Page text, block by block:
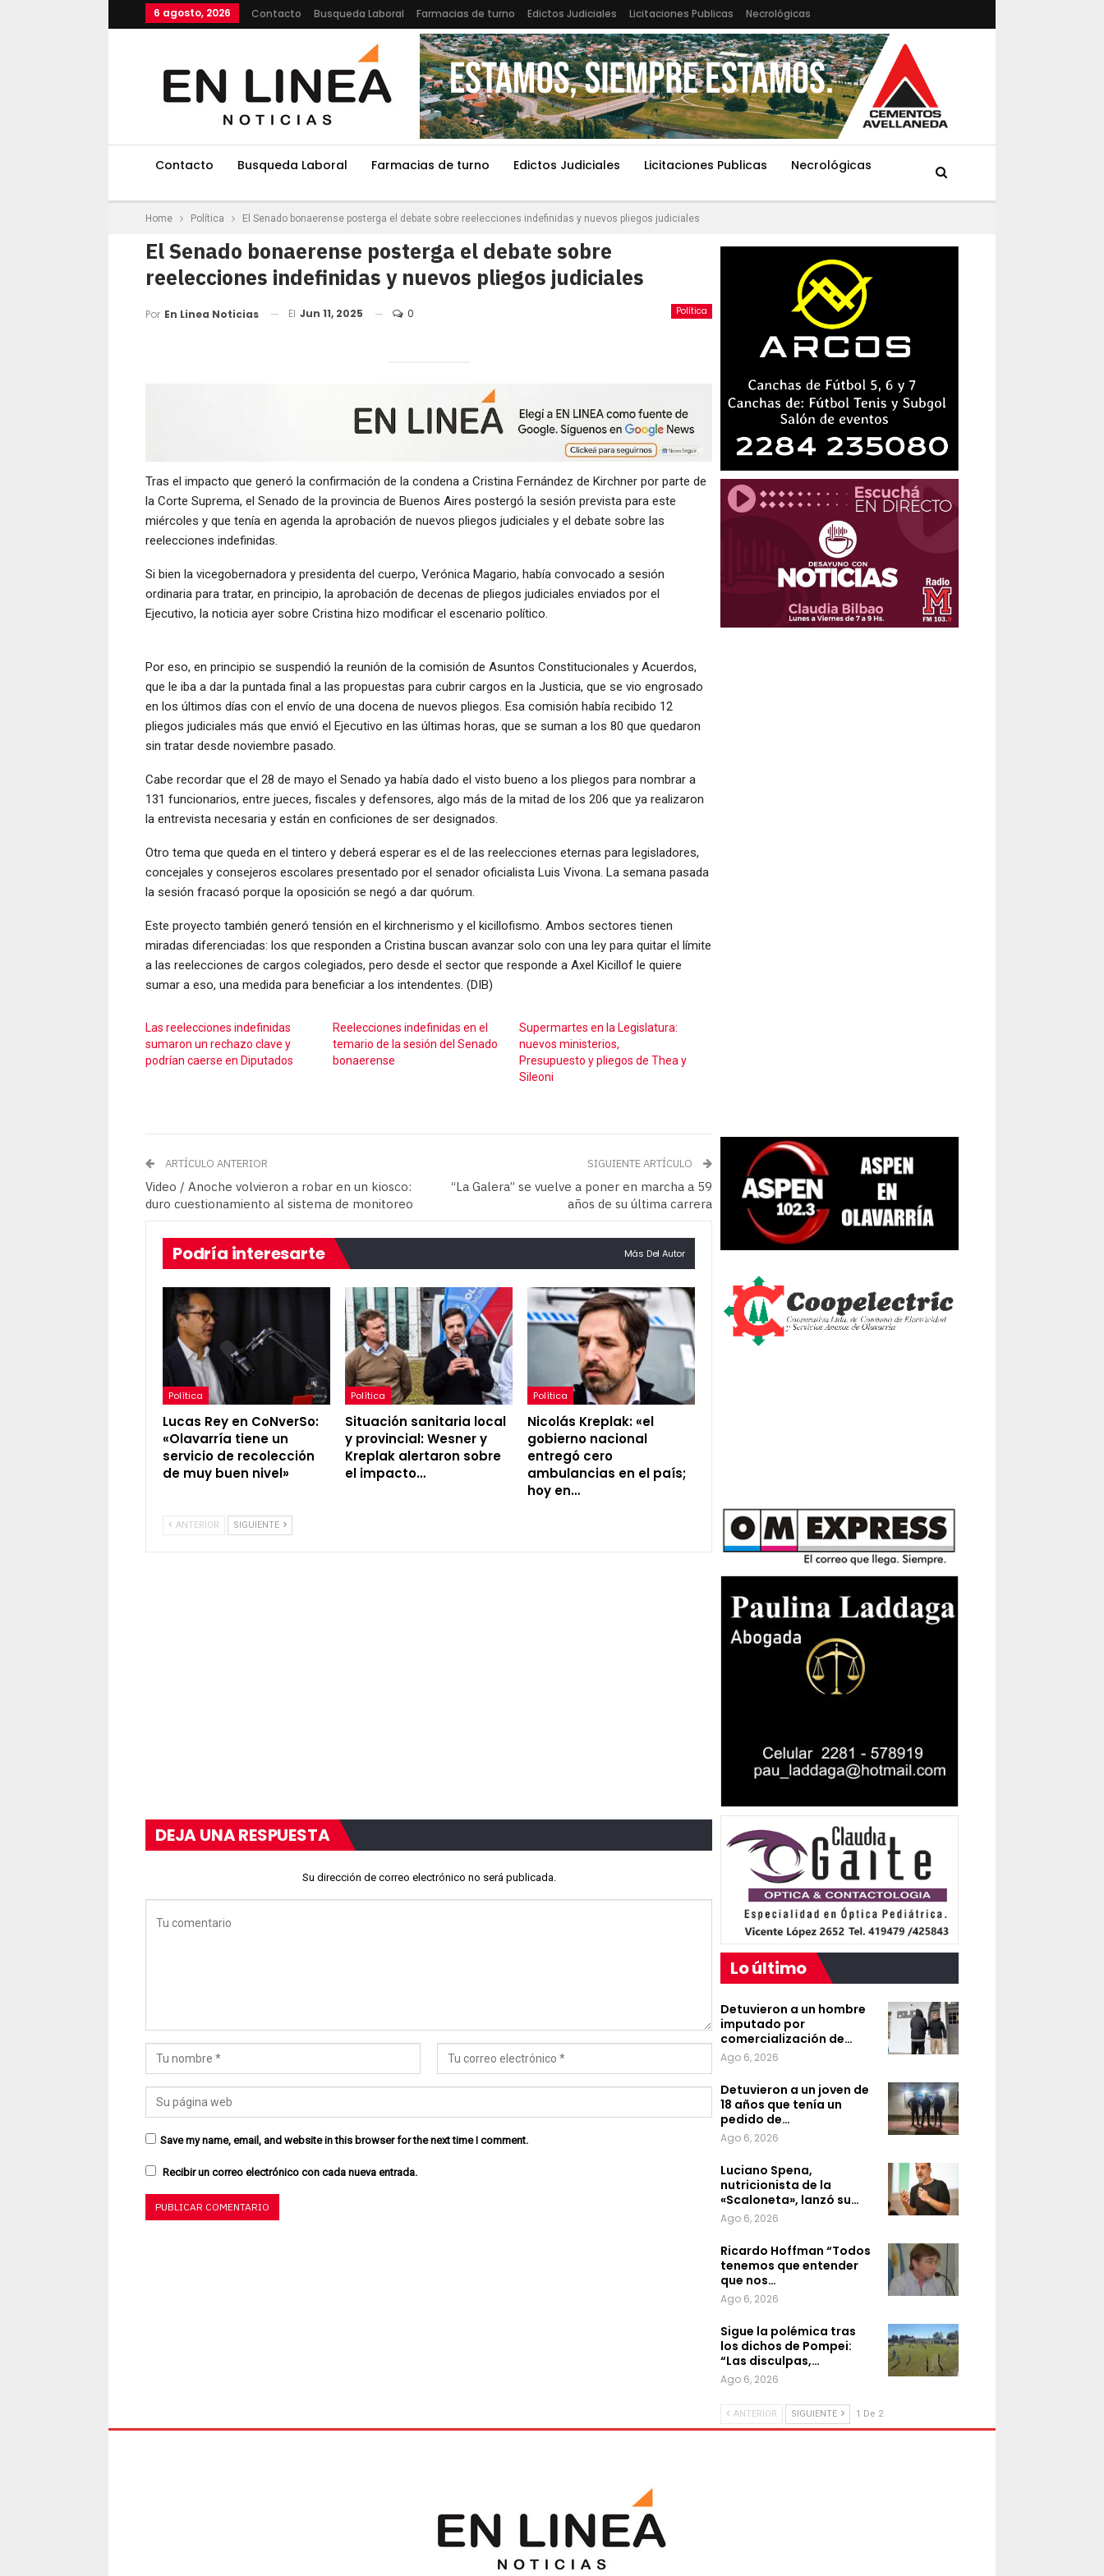
6 agosto, 2026 Contacto Busqueda Laboral Farmacias de turno Edictos Judiciales Licitaciones Publicas Necrológicas
Contacto Busqueda Laboral Farmacias de turno Edictos Judiciales Licitaciones Publicas Necrológicas
Home Política El Senado bonaerense posterga el debate sobre reelecciones indefinidas y nuevos pliegos judiciales
El Senado bonaerense posterga el debate sobre
reelecciones indefinidas y nuevos pliegos judiciales
Política
Por En Linea Noticias El Jun 11, 2025 0
Tras el impacto que generó la confirmación de la condena a Cristina Fernández de Kirchner por parte de
la Corte Suprema, el Senado de la provincia de Buenos Aires postergó la sesión prevista para este
miércoles y que tenía en agenda la aprobación de nuevos pliegos judiciales y el debate sobre las
reelecciones indefinidas.
Si bien la vicegobernadora y presidenta del cuerpo, Verónica Magario, había convocado a sesión
ordinaria para tratar, en principio, la aprobación de decenas de pliegos judiciales enviados por el
Ejecutivo, la noticia ayer sobre Cristina hizo modificar el escenario político.
Por eso, en principio se suspendió la reunión de la comisión de Asuntos Constitucionales y Acuerdos,
que le iba a dar la puntada final a las propuestas para cubrir cargos en la Justicia, que se vio engrosado
en los últimos días con el envío de una docena de nuevos pliegos. Esa comisión había recibido 12
pliegos judiciales más que envió el Ejecutivo en las últimas horas, que se suman a los 80 que quedaron
sin tratar desde noviembre pasado.
Cabe recordar que el 28 de mayo el Senado ya había dado el visto bueno a los pliegos para nombrar a
131 funcionarios, entre jueces, fiscales y defensores, algo más de la mitad de los 206 que ya realizaron
la entrevista necesaria y están en conficiones de ser designados.
Otro tema que queda en el tintero y deberá esperar es el de las reelecciones eternas para legisladores,
concejales y consejeros escolares presentado por el senador oficialista Luis Vivona. La semana pasada
la sesión fracasó porque la oposición se negó a dar quórum.
Este proyecto también generó tensión en el kirchnerismo y el kicillofismo. Ambos sectores tienen
miradas diferenciadas: los que responden a Cristina buscan avanzar solo con una ley para quitar el límite
a las reelecciones de cargos colegiados, pero desde el sector que responde a Axel Kicillof le quiere
sumar a eso, una medida para beneficiar a los intendentes. (DIB)
Las reelecciones indefinidas
sumaron un rechazo clave y
podrían caerse en Diputados
Reelecciones indefinidas en el
temario de la sesión del Senado
bonaerense
Supermartes en la Legislatura:
nuevos ministerios,
Presupuesto y pliegos de Thea y
Sileoni
ARTÍCULO ANTERIOR
Video / Anoche volvieron a robar en un kiosco:
duro cuestionamiento al sistema de monitoreo
SIGUIENTE ARTÍCULO
“La Galera” se vuelve a poner en marcha a 59
años de su última carrera
Podría interesarte Más Del Autor
Política
Lucas Rey en CoNverSo:
«Olavarría tiene un
servicio de recolección
de muy buen nivel»
Política
Situación sanitaria local
y provincial: Wesner y
Kreplak alertaron sobre
el impacto…
Política
Nicolás Kreplak: «el
gobierno nacional
entregó cero
ambulancias en el país;
hoy en…
ANTERIOR SIGUIENTE
DEJA UNA RESPUESTA
Su dirección de correo electrónico no será publicada.
Save my name, email, and website in this browser for the next time I comment.
Recibir un correo electrónico con cada nueva entrada.
Lo último
Detuvieron a un hombre
imputado por
comercialización de…
Ago 6, 2026
Detuvieron a un joven de
18 años que tenía un
pedido de…
Ago 6, 2026
Luciano Spena,
nutricionista de la
«Scaloneta», lanzó su…
Ago 6, 2026
Ricardo Hoffman “Todos
tenemos que entender
que nos…
Ago 6, 2026
Sigue la polémica tras
los dichos de Pompei:
“Las disculpas,…
Ago 6, 2026
ANTERIOR SIGUIENTE 1 De 2